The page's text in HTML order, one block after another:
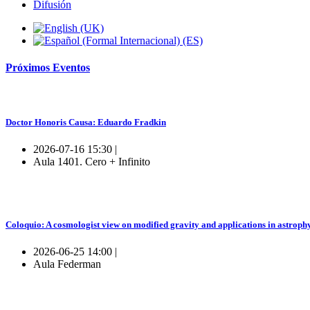
Difusión
Próximos Eventos
Doctor Honoris Causa: Eduardo Fradkin
2026-07-16 15:30 |
Aula 1401. Cero + Infinito
Coloquio: A cosmologist view on modified gravity and applications in
2026-06-25 14:00 |
Aula Federman